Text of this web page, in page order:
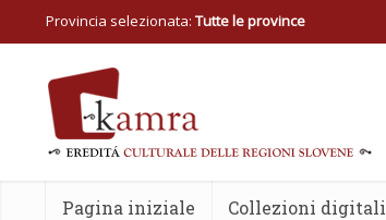
Provincia selezionata: Tutte le province
Pagina iniziale Collezioni digitali